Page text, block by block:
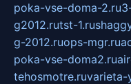
poka-vse-doma-2.ru
g2012.rutst-1.ru
g-2012.ruops-mgr.ru
poka-vse-doma2.ru
tehosmotre.ruvarieta-